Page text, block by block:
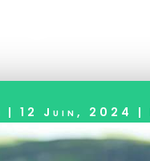
| 12 Juin, 2024 |